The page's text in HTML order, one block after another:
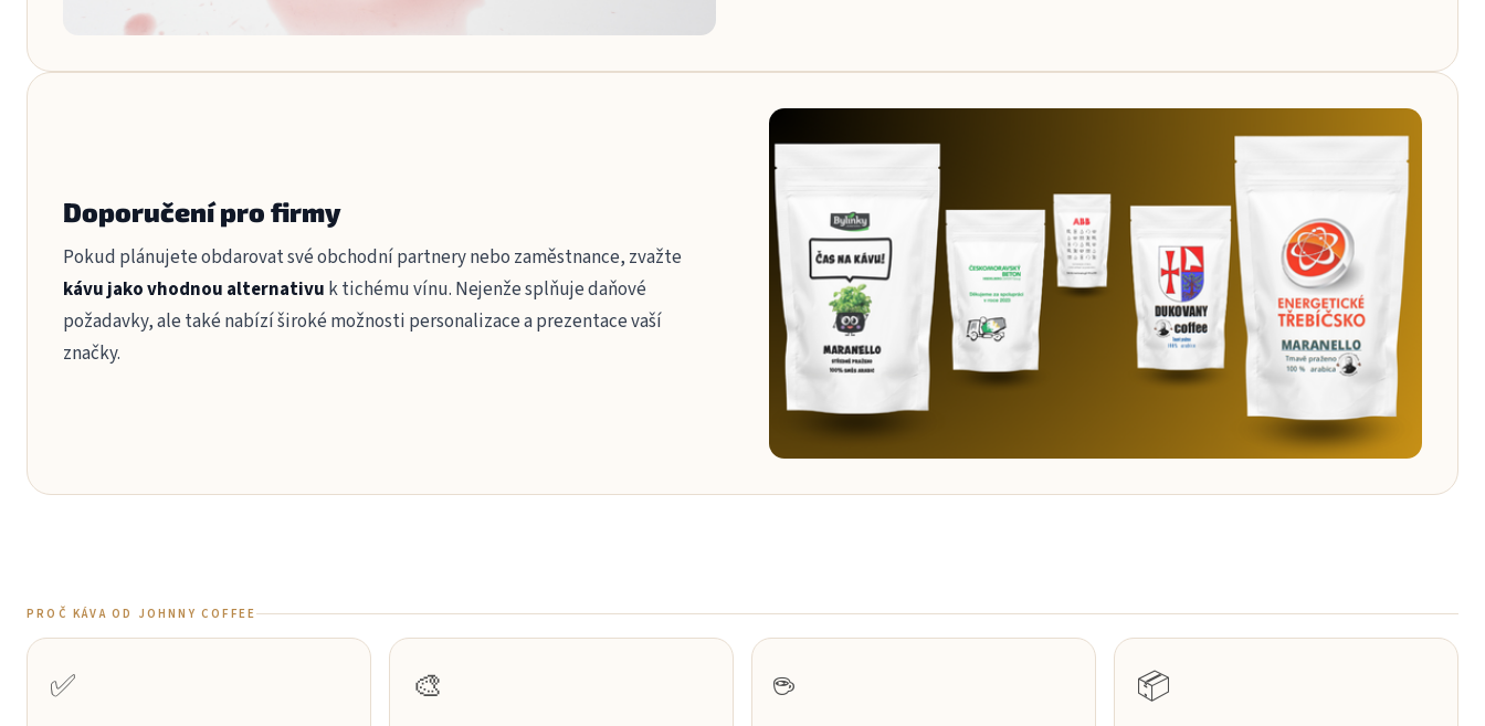
Doporučení pro firmy
Pokud plánujete obdarovat své obchodní partnery nebo zaměstnance, zvažte
kávu jako vhodnou alternativu k tichému vínu. Nejenže splňuje daňové
požadavky, ale také nabízí široké možnosti personalizace a prezentace vaší
značky.
PROČ KÁVA OD JOHNNY COFFEE
✅ 🎨 ☕ 📦